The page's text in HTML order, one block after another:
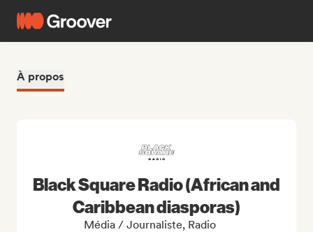
À propos
Black Square Radio (African and
Caribbean diasporas)
Média / Journaliste, Radio